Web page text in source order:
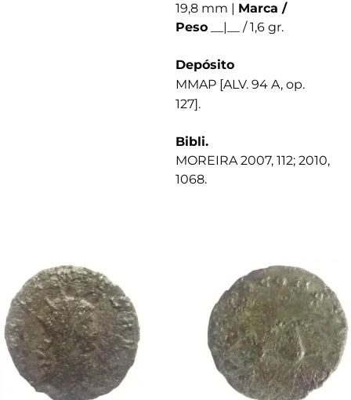
19,8 mm | Marca /
Peso __|__ / 1,6 gr.
Depósito
MMAP [ALV. 94 A, op.
127].
Bibli.
MOREIRA 2007, 112; 2010,
1068.